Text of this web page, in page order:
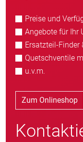
Preise und
Angebote für Ihr
Ersatzteil-Finder
Quetschventile
u.v.m.
Zum Onlineshop